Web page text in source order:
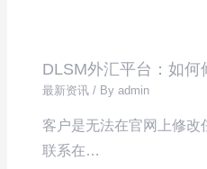
DLSM外汇平台：如何
最新资讯 / Byadmin
客户是无法在官网上修改
联系在…